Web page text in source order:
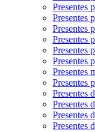
Presentes
Presentes
Presentes
Presentes
Presentes
Presentes
Presentes
Presentes
Presentes
Presentes
Presentes
Presentes